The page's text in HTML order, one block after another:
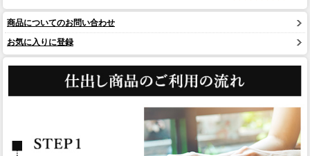
商品についてのお問い合わせ
お気に入りに登録